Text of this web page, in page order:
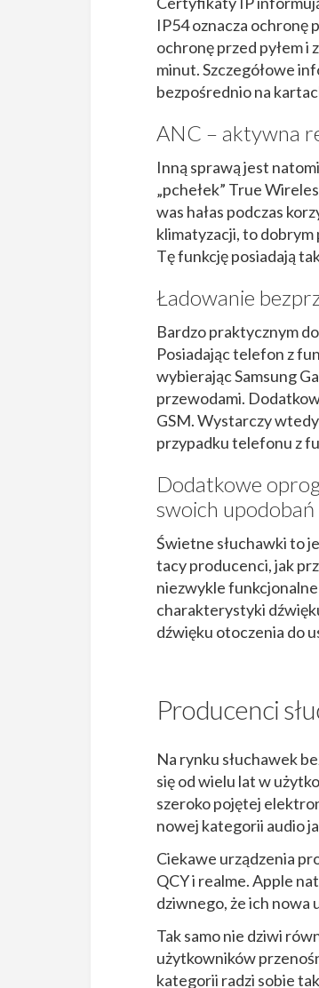
IP54 oznacza ochronę
ochronę przed pyłem
minut. Szczegółowe
bezpośrednio na
ANC – aktywna
Inną sprawą jest
„pchełek” True
was hałas podczas
klimatyzacji, to dobrym
Tę funkcję posiadają
Ładowanie
Bardzo praktycznym
Posiadając telefon z
wybierając Samsung
przewodami.
GSM. Wystarczy
przypadku telefonu z
Dodatkowe
swoich upodobań
Świetne słuchawki to
tacy producenci, jak
niezwykle
charakterystyki
dźwięku otoczenia do
Producenci
Na rynku słuchawek
się od wielu lat w
szeroko pojętej
nowej kategorii audio
Ciekawe urządzenia
QCY i realme. Apple
dziwnego, że ich nowa
Tak samo nie dziwi
użytkowników
kategorii radzi sobie